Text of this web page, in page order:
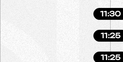
11:30
11:25
11:25